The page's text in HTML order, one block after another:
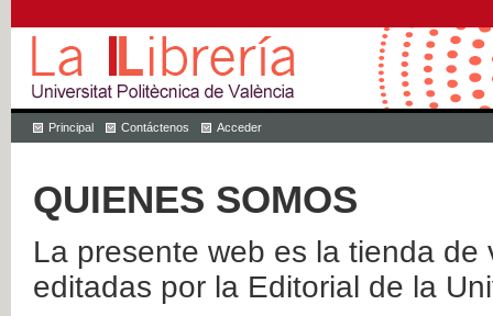
Principal Contáctenos Acceder
QUIENES SOMOS
La presente web es la tienda
editadas por la Editorial de la